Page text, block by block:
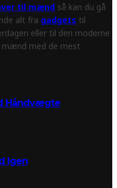
til mænd så kan du gå
alt fra gadgets til
eller til den moderne
mænd med de mest
Håndvægte
Igen